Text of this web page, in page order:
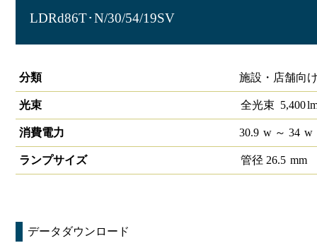
LDRd86T･N/30/54/19SV
分類
施設・店舗向
光束 全光束 5,400
消費電力 30.9 w～ 34 w
ランプサイズ 管径 26.5 mm
データダウンロード